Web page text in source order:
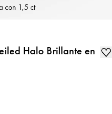
con 1,5 ct
Halo Brillante en